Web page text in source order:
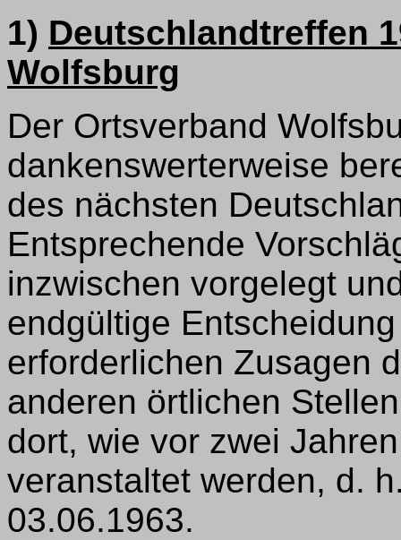
1) Deutschlandtreffen
Wolfsburg
Der Ortsverband
dankenswerterweise
des nächsten
Entsprechende
inzwischen vorgelegt
endgültige
erforderlichen Zusagen
anderen örtlichen
dort, wie vor zwei
veranstaltet werden, d.
03.06.1963.